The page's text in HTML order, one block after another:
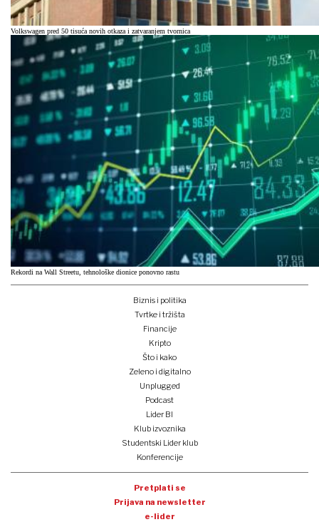
Volkswagen pred 50 tisuća novih otkaza i zatvaranjem tvornica
Rekordi na Wall Streetu, tehnološke dionice ponovno rastu
Biznis i politika
Tvrtke i tržišta
Financije
Kripto
Što i kako
Zeleno i digitalno
Unplugged
Podcast
Lider BI
Klub izvoznika
Studentski Lider klub
Konferencije
Pretplati se
Prijava na newsletter
e-lider